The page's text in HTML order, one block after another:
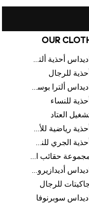
OUR
اديداس أحذية ألترا بوست للرجال
أحذية للرجال
اديداس ألترا بوست
أحذية للنساء
العتاد
أحذية رياضية للأطفال
أحذية الجري للنساء
مجموعة حقائب الظهر
اديداس أديدازيرو معدات الجري
للرجال
اديداس سوبرنوفا